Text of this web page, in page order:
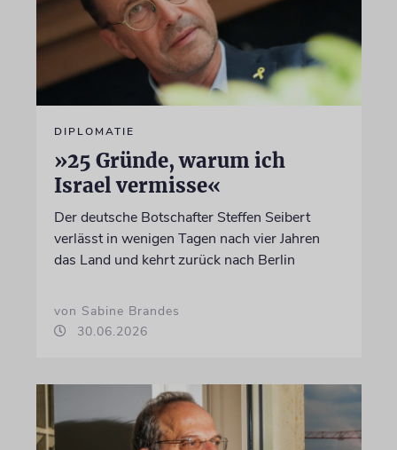
DIPLOMATIE
»25 Gründe, warum ich
Israel vermisse«
Der deutsche Botschafter Steffen Seibert
verlässt in wenigen Tagen nach vier Jahren
das Land und kehrt zurück nach Berlin
von Sabine Brandes
30.06.2026